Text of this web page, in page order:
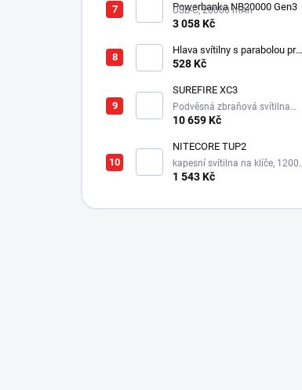
Powerbanka NB20000 Gen3
USB-C, 20000 mAh
3 058 Kč
Hlava svítilny s parabolou pro
Survivor LED XPE
528 Kč
SUREFIRE XC3
Podvěsná zbraňová svítilna
550 lm s integrovanou montáží
10 659 Kč
NITECORE TUP2
kapesní svítilna na klíče, 1200
lm, 125 m
1 543 Kč